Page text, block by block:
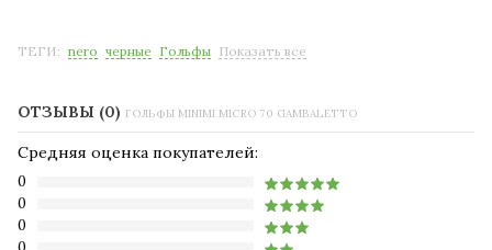
ТЕГИ: nero черные Гольфы Показать все
ОТЗЫВЫ (0) ГОЛЬФЫ MINIMI MICRO 70 GAMBALETTO
Средняя оценка покупателей:
0
0
0